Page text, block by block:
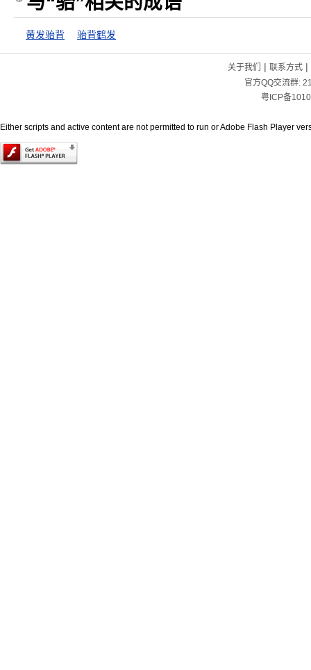
黄发骀背 骀背鹤发
关于我们 | 联系方式|
官方QQ交流群:
粤ICP备
Either scripts and active content are not permitted to run or Adobe Flash Player